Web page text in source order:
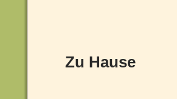
Zu Hause